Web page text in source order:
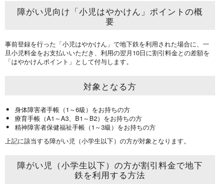
障がい児向け「小児はやかけん」ポイントの概
要
事前登録を行った「小児はやかけん」で地下鉄を利用された場合に、一
旦小児料金をお支払いいただき、利用の翌月10日に割引料金との差額を
「はやかけんポイント」として付与します。
対象となる方
身体障害者手帳（1～6級）をお持ちの方
療育手帳（A1～A3、B1～B2）をお持ちの方
精神障害者保健福祉手帳（1～3級）をお持ちの方
上記に該当する障がい児（小学生以下）の方が対象となります。
障がい児（小学生以下）の方が割引料金で地下
鉄を利用する方法